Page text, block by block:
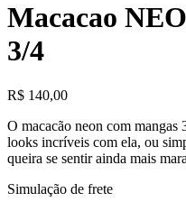
Macacao
3/4
R$ 140,00
O macacão neon com mangas
looks incríveis com ela, ou
queira se sentir ainda mais
Simulação de frete